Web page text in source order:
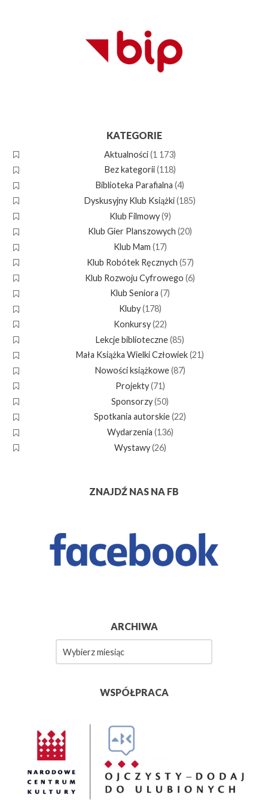
KATEGORIE
Aktualności(1 173)
Bez kategorii(118)
Biblioteka Parafialna (4)
Dyskusyjny Klub Książki(185)
Klub Filmowy(9)
Klub Gier Planszowych (20)
Klub Mam (17)
Klub Robótek Ręcznych (57)
Klub Rozwoju Cyfrowego (6)
Klub Seniora (7)
Kluby(178)
Konkursy(22)
Lekcje biblioteczne(85)
Mała Książka Wielki Człowiek(21)
Nowości książkowe(87)
Projekty(71)
Sponsorzy(50)
Spotkania autorskie(22)
Wydarzenia (136)
Wystawy(26)
ZNAJDŹ NAS NA FB
ARCHIWA
WSPÓŁPRACA